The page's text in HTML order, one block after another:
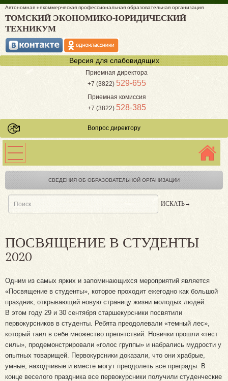
Автономная некоммерческая профессиональная образовательная организация
ТОМСКИЙ ЭКОНОМИКО-ЮРИДИЧЕСКИЙ
ТЕХНИКУМ
Версия для слабовидящих
Приемная директора
+7 (3822) 529-655
Приемная комиссия
+7 (3822) 528-385
Вопрос директору
СВЕДЕНИЯ ОБ ОБРАЗОВАТЕЛЬНОЙ ОРГАНИЗАЦИИ
ПОСВЯЩЕНИЕ В СТУДЕНТЫ
2020
Одним из самых ярких и запоминающихся мероприятий является
«Посвящение в студенты», которое проходит ежегодно как большой
праздник, открывающий новую страницу жизни молодых людей.
В этом году 29 и 30 сентября старшекурсники посвятили
первокурсников в студенты. Ребята преодолевали «темный лес»,
который таил в себе множество препятствий. Новички прошли «тест
силы», продемонстрировали «голос группы» и набрались мудрости у
опытных товарищей. Первокурсники доказали, что они храбрые,
умные, находчивые и вместе могут преодолеть все преграды. В
конце веселого праздника все первокурсники получили студенческие